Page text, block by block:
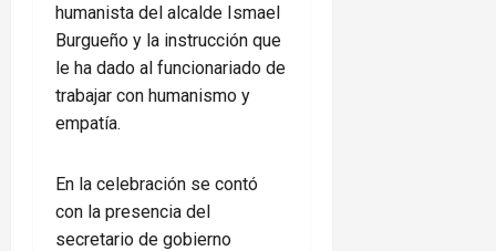
humanista del alcalde Ismael
Burgueño y la instrucción que
le ha dado al funcionariado de
trabajar con humanismo y
empatía.
En la celebración se contó
con la presencia del
secretario de gobierno